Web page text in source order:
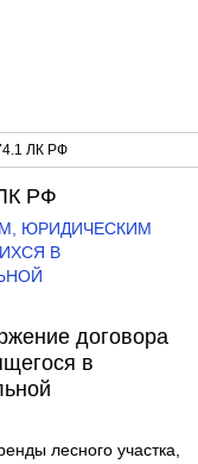
ЛК РФ
РФ
ЮРИДИЧЕСКИМ
В
договора
в
лесного участка,